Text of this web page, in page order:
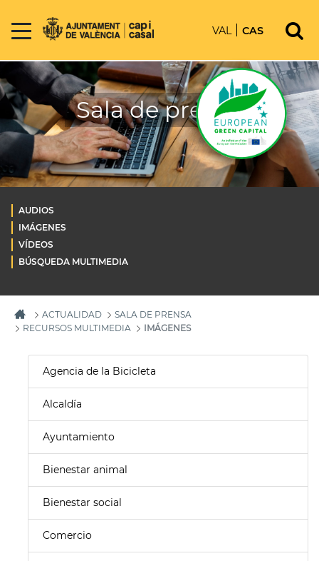
VAL CAS
Sala de prensa
AUDIOS
IMÁGENES
VÍDEOS
BÚSQUEDA MULTIMEDIA
ACTUALIDAD
SALA DE PRENSA
RECURSOS MULTIMEDIA
IMÁGENES
Agencia de la Bicicleta
Alcaldía
Ayuntamiento
Bienestar animal
Bienestar social
Comercio